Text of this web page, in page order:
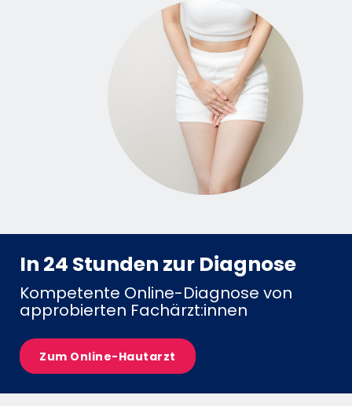
In 24 Stunden zur Diagnose
Kompetente Online-Diagnose von
approbierten Fachärzt:innen
Zum Online-Hautarzt